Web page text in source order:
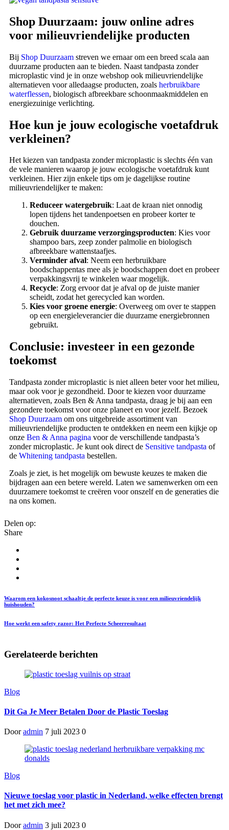
Shop Duurzaam: jouw online adres
voor milieuvriendelijke producten
Bij Shop Duurzaam streven we ernaar om een breed scala aan
duurzame producten aan te bieden. Naast tandpasta zonder
microplastic vind je in onze webshop ook milieuvriendelijke
alternatieven voor alledaagse producten, zoals herbruikbare
waterflessen, biologisch afbreekbare schoonmaakmiddelen en
energiezuinige verlichting.
Hoe kun je jouw ecologische voetafdruk
verkleinen?
Het kiezen van tandpasta zonder microplastic is slechts één van
de vele manieren waarop je jouw ecologische voetafdruk kunt
verkleinen. Hier zijn enkele tips om je dagelijkse routine
milieuvriendelijker te maken:
Reduceer watergebruik: Laat de kraan niet onnodig
lopen tijdens het tandenpoetsen en probeer korter te
douchen.
Gebruik duurzame verzorgingsproducten: Kies voor
shampoo bars, zeep zonder palmolie en biologisch
afbreekbare wattenstaafjes.
Verminder afval: Neem een herbruikbare
boodschappentas mee als je boodschappen doet en probeer
verpakkingsvrij te winkelen waar mogelijk.
Recycle: Zorg ervoor dat je afval op de juiste manier
scheidt, zodat het gerecycled kan worden.
Kies voor groene energie: Overweeg om over te stappen
op een energieleverancier die duurzame energiebronnen
gebruikt.
Conclusie: investeer in een gezonde
toekomst
Tandpasta zonder microplastic is niet alleen beter voor het milieu,
maar ook voor je gezondheid. Door te kiezen voor duurzame
alternatieven, zoals Ben & Anna tandpasta, draag je bij aan een
gezondere toekomst voor onze planeet en voor jezelf. Bezoek
Shop Duurzaam om ons uitgebreide assortiment van
milieuvriendelijke producten te ontdekken en neem een kijkje op
onze Ben & Anna pagina voor de verschillende tandpasta’s
zonder microplastic. Je kunt ook direct de Sensitive tandpasta of
de Whitening tandpasta bestellen.
Zoals je ziet, is het mogelijk om bewuste keuzes te maken die
bijdragen aan een betere wereld. Laten we samenwerken om een
duurzamere toekomst te creëren voor onszelf en de generaties die
na ons komen.
Delen op:
Share
Waarom een kokosnoot schaaltje de perfecte keuze is voor een milieuvriendelijk
huishouden?
Hoe werkt een safety razor: Het Perfecte Scheerresultaat
Gerelateerde berichten
Blog
Dit Ga Je Meer Betalen Door de Plastic Toeslag
Door admin 7 juli 2023 0
Blog
Nieuwe toeslag voor plastic in Nederland, welke effecten brengt
het met zich mee?
Door admin 3 juli 2023 0